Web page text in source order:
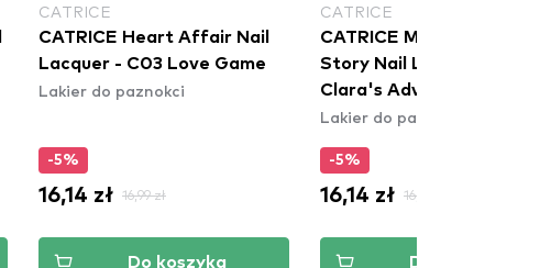
CATRICE
CATRICE Heart Affair Nail
Lacquer - C03 Love Game
Lakier do paznokci
-5%
16,14 zł 16,99 zł
Do koszyka
CATRICE
CATRICE Magic
Story Nail Lacquer - C02
Clara's Adventures
Lakier do paznokci
-5%
16,14 zł 16,99 zł
Do koszyka